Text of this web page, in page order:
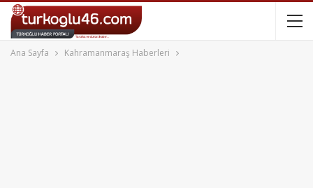
Ana Sayfa Kahramanmaraş Haberleri